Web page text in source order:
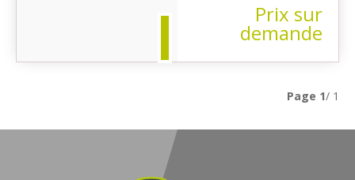
Prix sur
demande
Page 1/ 1